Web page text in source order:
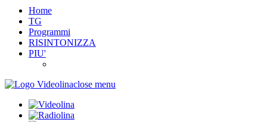
Home
TG
Programmi
RISINTONIZZA
PIU'
close menu